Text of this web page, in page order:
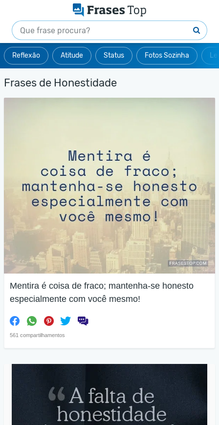
Reflexão Atitude Status Fotos Sozinha
Frases de Honestidade
Mentira é coisa de fraco; mantenha-se honesto
especialmente com você mesmo!
561 compartilhamentos